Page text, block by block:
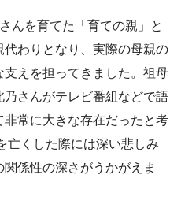
んを育てた「育ての親」と
わりとなり、実際の母親の
えを担ってきました。祖母
さんがテレビ番組などで語
常に大きな存在だったと考
亡くした際には深い悲しみ
係性の深さがうかがえま